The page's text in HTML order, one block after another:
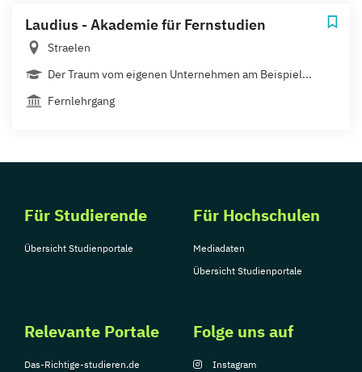
Laudius - Akademie für Fernstudien
Straelen
Der Traum vom eigenen Unternehmen am Beispiel...
Fernlehrgang
Für Studierende
Übersicht Studienportale
Für Hochschulen
Mediadaten
Übersicht Studienportale
Relevante Portale
Das-Richtige-studieren.de
Folge uns auf
Instagram